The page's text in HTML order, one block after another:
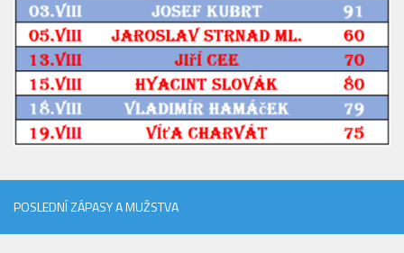
POSLEDNÍ ZÁPASY A MUŽSTVA